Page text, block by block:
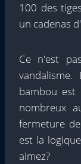
100 des
un cadenas
Ce n'est
bambou est
nombreux
fermeture
est la
aimez?